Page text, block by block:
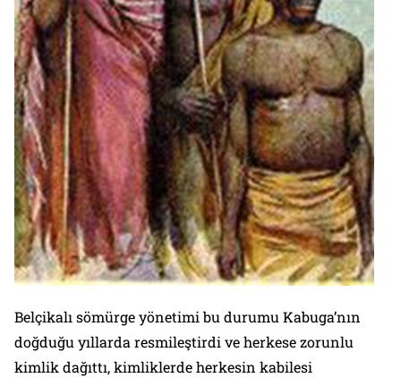
Belçikalı sömürge yönetimi bu durumu Kabuga’nın
doğduğu yıllarda resmileştirdi ve herkese zorunlu
kimlik dağıttı, kimliklerde herkesin kabilesi